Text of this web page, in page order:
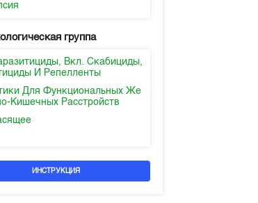
группа
Вкл. Скабициды,
И Репелленты
Для Функциональных Же
Кишечных Расстройств
ИНСТРУКЦИЯ